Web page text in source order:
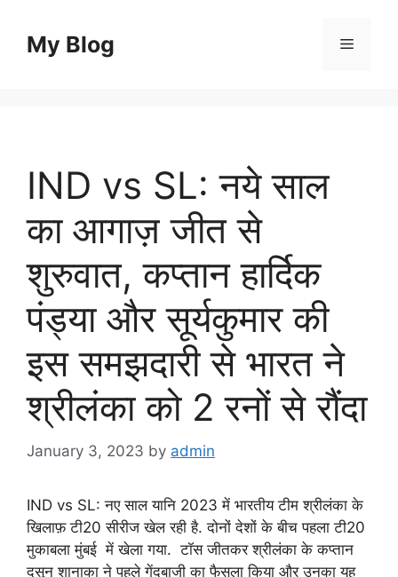
contentMy Blog Menu
IND vs SL: नये साल
का आगाज़ जीत से
शुरुवात, कप्तान हार्दिक
पंड्या और सूर्यकुमार की
इस समझदारी से भारत ने
श्रीलंका को 2 रनों से रौंदा
January 3, 2023 by admin
IND vs SL: नए साल यानि 2023 में भारतीय टीम श्रीलंका के
खिलाफ़ टी20 सीरीज खेल रही है. दोनों देशों के बीच पहला टी20
मुकाबला मुंबई में खेला गया. टॉस जीतकर श्रीलंका के कप्तान
दसून शानाका ने पहले गेंदबाजी का फैसला किया और उनका यह